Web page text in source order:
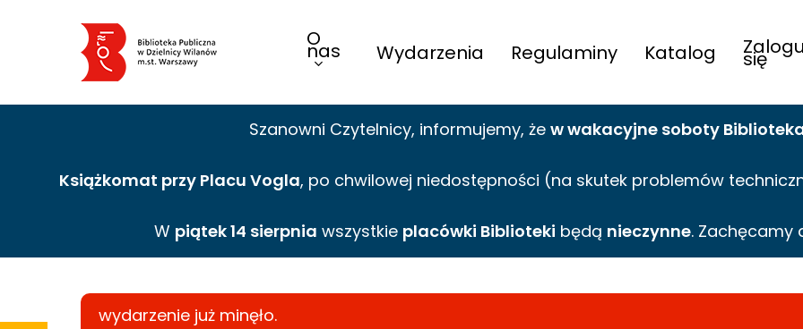
O
nas Wydarzenia Regulaminy Katalog się
Szanowni Czytelnicy, informujemy, że w wakacyjne soboty
Książkomat przy Placu Vogla, po chwilowej niedostępności (na skutek problemów
W piątek 14 sierpnia wszystkie placówki Biblioteki będą nieczynne. Zachęcamy
wydarzenie już minęło.